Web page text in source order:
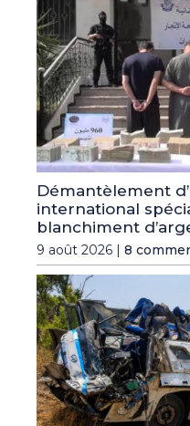
Démantèlement
international
blanchiment
9 août 2026 | 8